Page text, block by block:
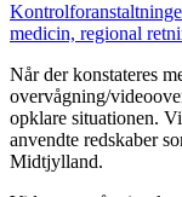
medicin, regional
Når der konstateres
overvågning/
opklare situationen.
anvendte redskaber
Midtjylland.